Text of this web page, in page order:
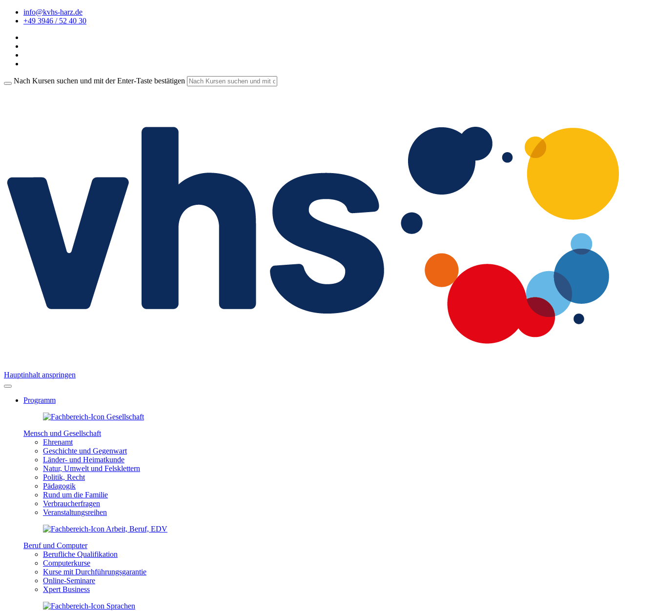
info@kvhs-harz.de
+49 3946 / 52 40 30
Nach Kursen suchen und mit der Enter-Taste bestätigen
Hauptinhalt anspringen
Programm
Mensch und Gesellschaft
Ehrenamt
Geschichte und Gegenwart
Länder- und Heimatkunde
Natur, Umwelt und Felsklettern
Politik, Recht
Pädagogik
Rund um die Familie
Verbraucherfragen
Veranstaltungsreihen
Beruf und Computer
Berufliche Qualifikation
Computerkurse
Kurse mit Durchführungsgarantie
Online-Seminare
Xpert Business